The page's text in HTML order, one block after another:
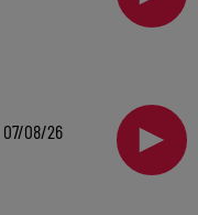
07/08/26